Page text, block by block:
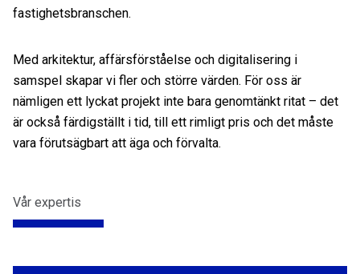
fastighetsbranschen.
Med arkitektur, affärsförståelse och digitalisering i
samspel skapar vi fler och större värden. För oss är
nämligen ett lyckat projekt inte bara genomtänkt ritat – det
är också färdigställt i tid, till ett rimligt pris och det måste
vara förutsägbart att äga och förvalta.
Vår expertis